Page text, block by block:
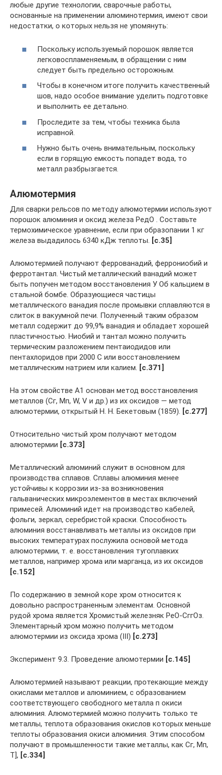
любые другие технологии, сварочные работы,
основанные на применении алюминотермия, имеют свои
недостатки, о которых нельзя не упомянуть:
Поскольку используемый порошок является
легковоспламеняемым, в обращении с ним
следует быть предельно осторожным.
Чтобы в конечном итоге получить качественный
шов, надо особое внимание уделить подготовке
и выполнить ее детально.
Проследите за тем, чтобы техника была
исправной.
Нужно быть очень внимательным, поскольку
если в горящую емкость попадет вода, то
металл разбрызгается.
Алюмотермия
Для сварки рельсов по методу алюмотермии используют
порошок алюминия и оксид железа РедО . Составьте
термохимическое уравнение, если при образопании 1 кг
железа выдадилось 6340 кДж теплоты. [c.35]
Алюмотермией получают феррованадий, феррониобий и
ферротантал. Чистый металлический ванадий может
быть попучен методом восстановления У Об кальцием в
стальной бомбе. Образующиеся частицы
металлического ванадия после промывки сплавляются в
слиток в вакуумной печи. Полученный таким образом
металл содержит до 99,9% ванадия и обладает хорошей
пластичностью. Ниобий и тантал можно получить
термическим разложением пентаиодидов или
пентахлоридов при 2000 С или восстановлением
металлическим натрием или калием. [c.371]
На этом свойстве А1 основан метод восстановления
металлов (Сг, Мп, W, V и др.) из их оксидов — метод
алюмотермии, открытый Н. Н. Бекетовым (1859). [c.277]
Относительно чистый хром получают методом
алюмотермии [c.373]
Металлический алюминий служит в основном для
производства сплавов. Сплавы алюминия менее
устойчивы к коррозии из-за возникновения
гальванических микроэлементов в местах включений
примесей. Алюминий идет на производство кабелей,
фольги, зеркал, серебристой краски. Способность
алюминия восстанавливать металлы из оксидов при
высоких температурах послужила основой метода
алюмотермии, т. е. восстановления тугоплавких
металлов, например хрома или марганца, из их оксидов
[c.152]
По содержанию в земной коре хром относится к
довольно распространенным элементам. Основной
рудой хрома является Хромистый железняк РеО-СггОз.
Элементарный хром можно получить методом
алюмотермии из оксида хрома (III) [c.273]
Эксперимент 9.3. Проведение алюмотермии [c.145]
Алюмотермией называют реакции, протекающие между
окислами металлов и алюминием, с образованием
соответствующего свободного металла п окиси
алюминия. Алюмотермией можно получить только те
металлы, теплота образования окислов которых меньше
теплоты образования окиси алюминия. Этим способом
получают в промышленности такие металлы, как Сг, Мп,
Т], [c.334]